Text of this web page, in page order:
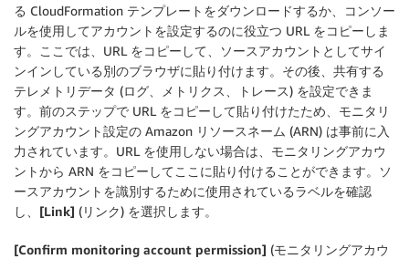
る CloudFormation テンプレートをダウンロードするか、コンソー
ルを使用してアカウントを設定するのに役立つ URL をコピーしま
す。ここでは、URL をコピーして、ソースアカウントとしてサイ
ンインしている別のブラウザに貼り付けます。その後、共有する
テレメトリデータ (ログ、メトリクス、トレース) を設定できま
す。前のステップで URL をコピーして貼り付けたため、モニタリ
ングアカウント設定の Amazon リソースネーム (ARN) は事前に入
力されています。URL を使用しない場合は、モニタリングアカウ
ントから ARN をコピーしてここに貼り付けることができます。ソ
ースアカウントを識別するために使用されているラベルを確認
し、 [Link] (リンク) を選択します。
[Confirm monitoring account permission] (モニタリングアカウ